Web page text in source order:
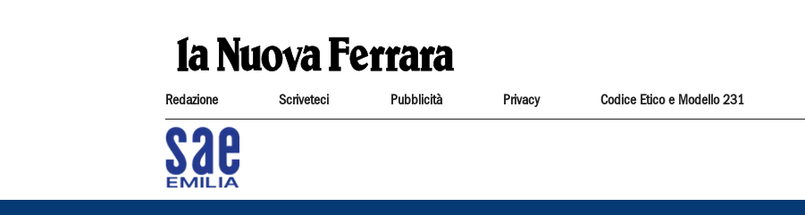
Redazione Scriveteci Pubblicità Privacy Codice Etico e Modello 231